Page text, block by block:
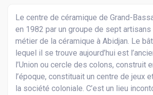
Le centre de céramique de Grand-
en 1982 par un groupe de sept
métier de la céramique à Abidjan. Le
lequel il se trouve aujourd’hui est
l’Union ou cercle des colons, construit
l’époque, constituait un centre de jeux
la société coloniale. C’est un lieu